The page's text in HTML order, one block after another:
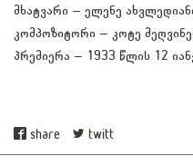
მხატვარი – ელენე
კომპოზიტორი – კოტე
პრემიერა – 1933 წლის 12
share twitt